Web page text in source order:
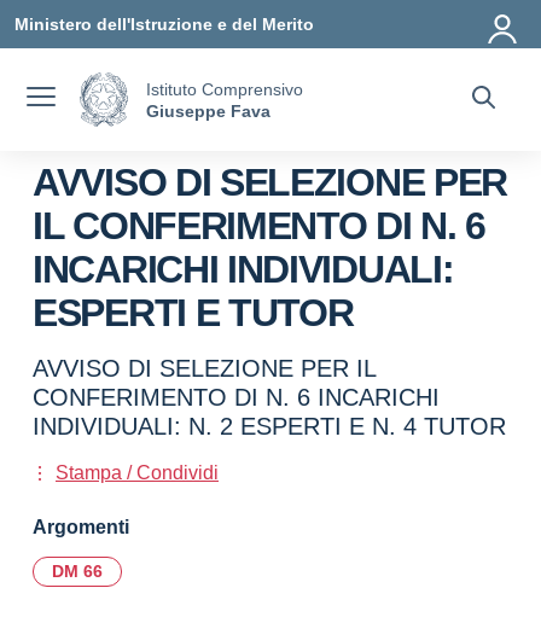
Ministero dell'Istruzione e del Merito
Istituto Comprensivo
Giuseppe Fava
AVVISO DI SELEZIONE PER
IL CONFERIMENTO DI N. 6
INCARICHI INDIVIDUALI:
ESPERTI E TUTOR
AVVISO DI SELEZIONE PER IL
CONFERIMENTO DI N. 6 INCARICHI
INDIVIDUALI: N. 2 ESPERTI E N. 4 TUTOR
Stampa / Condividi
Argomenti
DM 66